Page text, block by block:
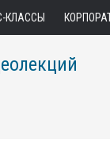
КЛАССЫ